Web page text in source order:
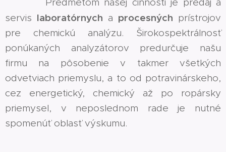
servis laboratórnych a procesných prístrojov
pre chemickú analýzu. Širokospektrálnosť
ponúkaných analyzátorov predurčuje našu
firmu na pôsobenie v takmer všetkých
odvetviach priemyslu, a to od potravinárskeho,
cez energetický, chemický až po ropársky
priemysel, v neposlednom rade je nutné
spomenúť oblasť výskumu.